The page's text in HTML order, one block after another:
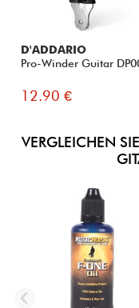
D'ADDARIO
Pro-Winder Guitar
12.90 €
VERGLEICHEN